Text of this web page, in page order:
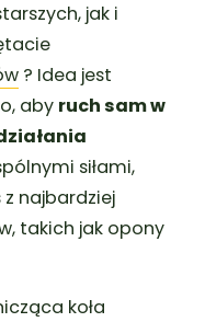
jak i
? Idea jest
aby ruch sam w
siłami,
z najbardziej
takich jak opony
koła